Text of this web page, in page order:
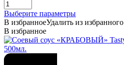
149₽
–
229₽
Выберите параметрыЭтот
товар
несколько
В избранноеУдалить из избранного
В избранное